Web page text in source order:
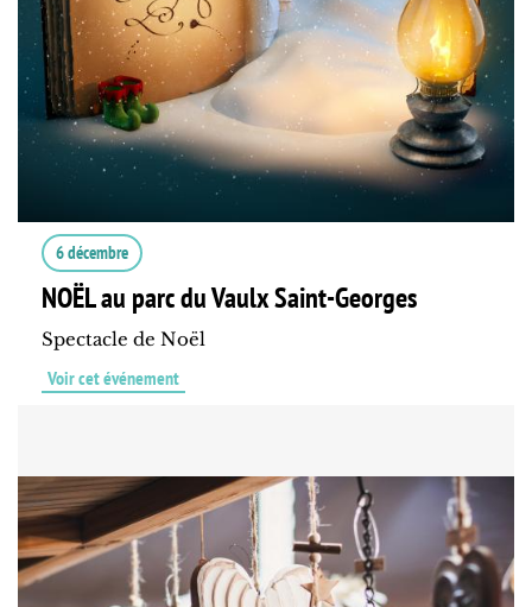
6 décembre
NOËL au parc du Vaulx Saint-Georges
Spectacle de Noël
Voir cet événement